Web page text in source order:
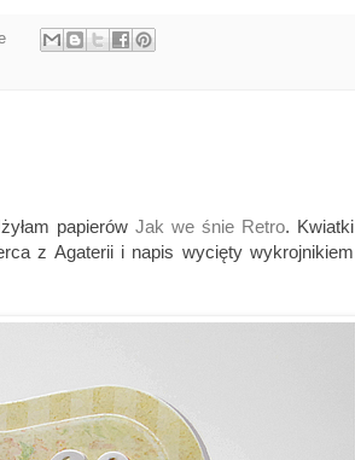
papierówJak we śnie Retro. Kwiatki
z Agaterii i napis wycięty wykrojnikiem